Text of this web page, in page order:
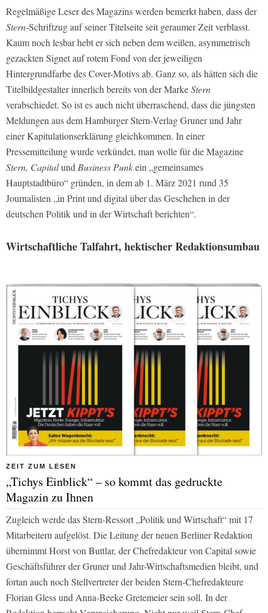
Regelmäßige Leser des Magazins werden bemerkt haben, dass der
Stern-Schriftzug auf seiner Titelseite seit geraumer Zeit verblasst.
Kaum noch lesbar hebt er sich neben dem weißen, asymmetrisch
gezackten Signet auf rotem Fond von der jeweiligen
Hintergrundfarbe des Cover-Motivs ab. Ganz so, als hätten sich die
Titelbildgestalter innerlich bereits von der MarkeStern
verabschiedet. So ist es auch nicht überraschend, dass die jüngsten
Meldungen aus dem Hamburger Stern-Verlag Gruner und Jahr
einer Kapitulationserklärung gleichkommen. In einer
Pressemitteilung wurde verkündet, man wolle für die Magazine
Stern, CapitalundBusiness Punkein „gemeinsames
Hauptstadtbüro“ gründen, in dem ab 1. März 2021 rund 35
Journalisten „in Print und digital über das Geschehen in der
deutschen Politik und in der Wirtschaft berichten“.
Wirtschaftliche Talfahrt, hektischer Redaktionsumbau
ZEIT ZUM LESEN
„Tichys Einblick“ – so kommt das gedruckte
Magazin zu Ihnen
Zugleich werde dasStern-Ressort „Politik und Wirtschaft“ mit 17
Mitarbeitern aufgelöst. Die Leitung der neuen Berliner Redaktion
übernimmt Horst von Buttlar, der Chefredakteur von Capital sowie
Geschäftsführer der Gruner und Jahr-Wirtschaftsmedien bleibt, und
fortan auch noch Stellvertreter der beiden Stern-Chefredakteure
Florian Gless und Anna-Beeke Gretemeier sein soll. In der